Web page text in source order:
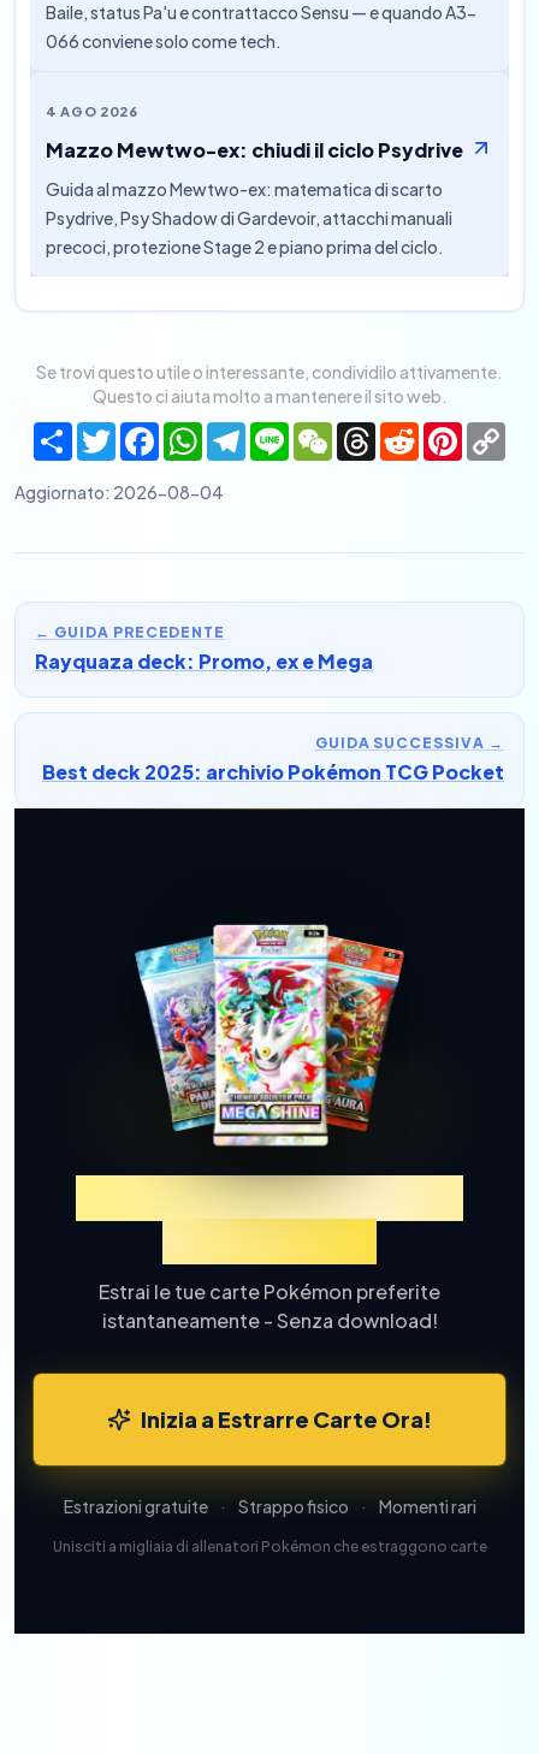
Baile, status Pa'u e contrattacco Sensu — e quando A3-
066 conviene solo come tech.
4 AGO 2026
Mazzo Mewtwo-ex: chiudi il ciclo Psydrive
Guida al mazzo Mewtwo-ex: matematica di scarto
Psydrive, Psy Shadow di Gardevoir, attacchi manuali
precoci, protezione Stage 2 e piano prima del ciclo.
Se trovi questo utile o interessante, condividilo attivamente.
Questo ci aiuta molto a mantenere il sito web.
ShareTwitterFacebookWhatsApp
Telegram
Line WeChatThreads
Reddit
Aggiornato: 2026-08-04
← GUIDA PRECEDENTE
Rayquaza deck: Promo, ex e Mega
GUIDA SUCCESSIVA →
Best deck 2025: archivio Pokémon TCG Pocket
Prova TCGP Estrazione
Estrai le tue carte Pokémon preferite
istantaneamente - Senza download!
Inizia a Estrarre Carte Ora!
Estrazioni gratuite · Strappo fisico · Momenti rari
Unisciti a migliaia di allenatori Pokémon che estraggono carte